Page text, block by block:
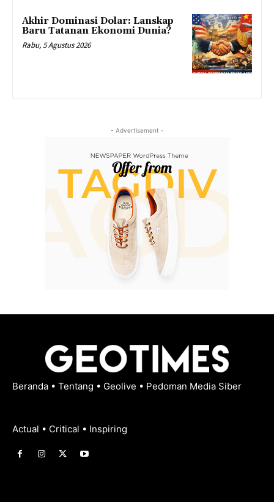
Akhir Dominasi Dolar: Lanskap
Baru Tatanan Ekonomi Dunia?
Rabu, 5 Agustus 2026
- Advertisement -
Beranda • Tentang • Geolive • Pedoman Media Siber
Actual • Critical • Inspiring